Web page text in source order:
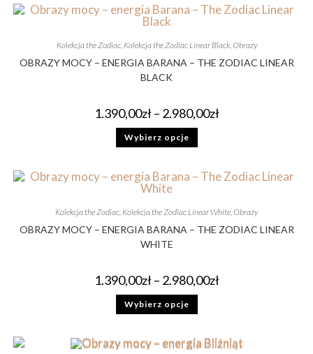
Kolekcja the Zodiac, Kolekcja the Zodiac Linear Black,Obrazy
OBRAZY MOCY – ENERGIA BARANA – THE ZODIAC LINEAR
BLACK
1.390,00zł – 2.980,00zł
Wybierz opcje
Kolekcja the Zodiac Kolekcja the Zodiac Linear White Obrazy
OBRAZY MOCY – ENERGIA BARANA – THE ZODIAC LINEAR
WHITE
1.390,00zł – 2.980,00zł
Wybierz opcje